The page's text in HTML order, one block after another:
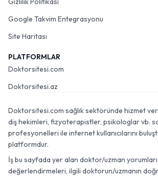
Google Takvim Entegrasyonu
Site Haritası
PLATFORMLAR
Doktorsitesi.com
Doktorsitesi.az
Doktorsitesi.com sağlık sektöründe hizmet
diş hekimleri, fizyoterapistler, psikologlar vb.
profesyonelleri ile internet kullanıcılarını
platformdur.
İş bu sayfada yer alan doktor/uzman
değerlendirmeleri, ilgili doktorun/uzmanın